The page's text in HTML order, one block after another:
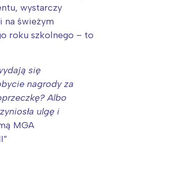
wystarczy
na świeżym
roku szkolnego – to
się
nagrody za
Albo
ulgę i
MGA